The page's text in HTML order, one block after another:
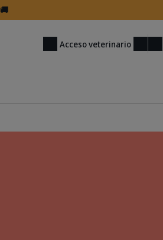
Acceso veterinario